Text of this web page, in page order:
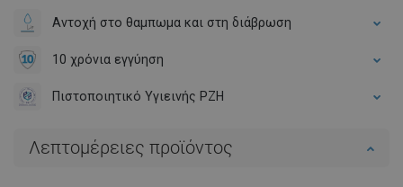
Αντοχή στο θαμπωμα και στη διάβρωση
10 χρόνια εγγύηση
Πιστοποιητικό Υγιεινής PZH
Λεπτομέρειες προϊόντος